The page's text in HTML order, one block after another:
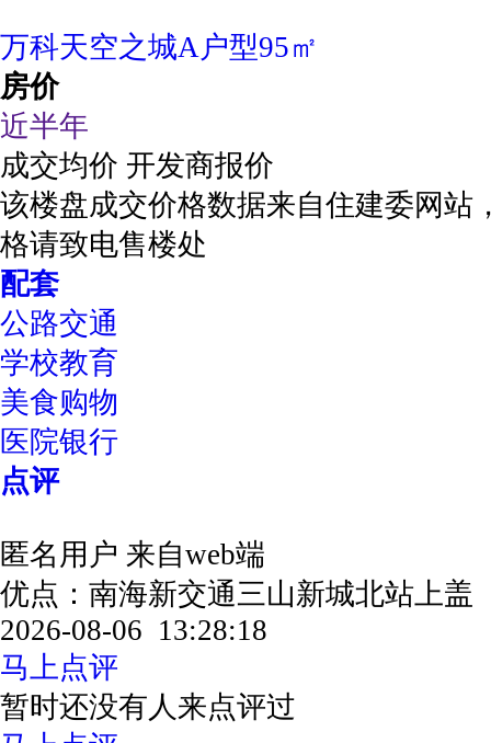
万科天空之城A户型95㎡
房价
近半年
成交均价 开发商报价
该楼盘成交价格数据来自住建委网站
格请致电售楼处
配套
公路交通
学校教育
美食购物
医院银行
点评
匿名用户 来自web端
优点：南海新交通三山新城北站上
2026-08-06 13:28:18
马上点评
暂时还没有人来点评过